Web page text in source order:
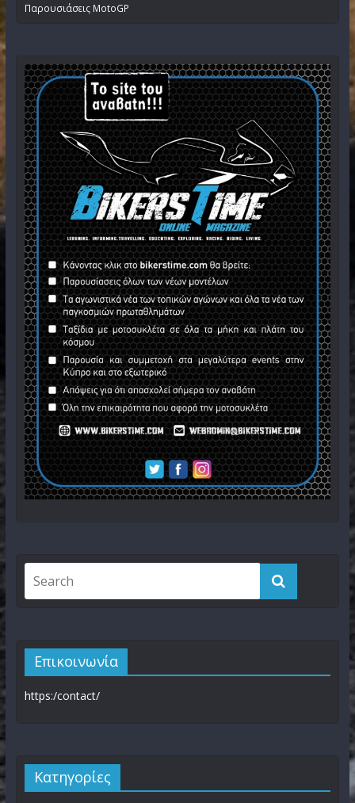
Παρουσιάσεις MotoGP
Επικοινωνία
https:/contact/
Kατηγορίες